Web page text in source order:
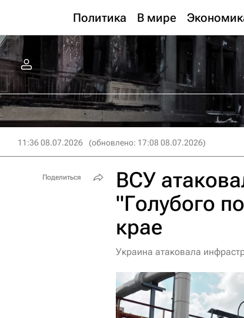
Политика В мире
11:36 08.07.2026 (обновлено: 17:08 08.07.2026)
ВСУ
"Голубого
крае
Украина атаковала
Поделиться